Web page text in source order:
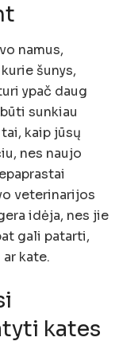
namus,
šunys,
ypač daug
sunkiau
kaip jūsų
nes naujo
veterinarijos
idėja, nes jie
gali patarti,
kate.
kates